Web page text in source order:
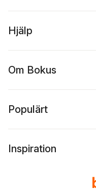
Hjälp
Om Bokus
Populärt
Inspiration